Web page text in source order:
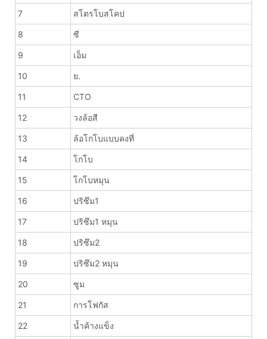
7 สโตรโบสโคป
8 ซี
9 เอ็ม
10 ย.
11 CTO
12 วงล้อสี
13 ล้อโกโบแบบคงที่
14 โกโบ
15 โกโบหมุน
16 ปริซึม1
17 ปริซึม1 หมุน
18 ปริซึม2
19 ปริซึม2 หมุน
20 ซูม
21 การโฟกัส
22 น้ำค้างแข็ง